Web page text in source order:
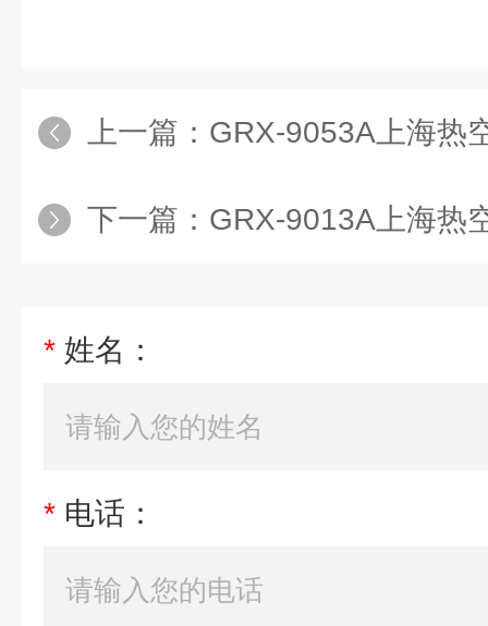
上一篇： GRX-9053A上海热空气消毒
下一篇： GRX-9013A上海热空气消毒箱,
* 姓名：
* 电话：